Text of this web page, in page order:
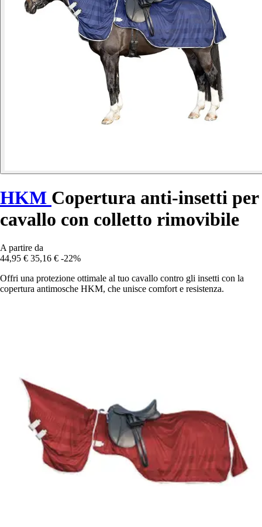
HKM Copertura anti-insetti per
cavallo con colletto rimovibile
A partire da
44,95 € 35,16 € -22%
Offri una protezione ottimale al tuo cavallo contro gli insetti con la
copertura antimosche HKM, che unisce comfort e resistenza.